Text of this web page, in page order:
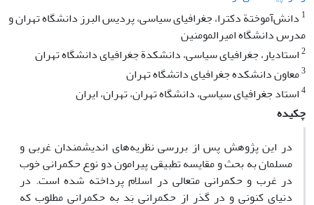
1 دانش‌آموختة دکترا، جغرافیای سیاسی، پردیس البرز دانشگاه تهران و
مدرس دانشگاه امیرالمومنین
2استادیار، جغرافیای سیاسی، دانشکدة جغرافیای دانشگاه تهران
3معاون دانشکده جغرافیای داتشگاه تهران
4استاد جغرافیای سیاسی، دانشگاه تهران، تهران، ایران
چکیده
در این پژوهش پس از بررسی نظریه‌های اندیشمندان غربی و
مسلمان به بحث و مقایسه تطبیقی پیرامون دو نوع حکمرانی خوب
در غرب و حکمرانی متعالی در اسلام پرداخته شده است. در
دنیای کنونی و در گذر از حکمرانی بَد به حکمرانی مطلوب که